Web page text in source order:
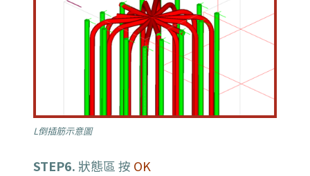
L倒插筋示意圖
STEP6.狀態區 按 OK